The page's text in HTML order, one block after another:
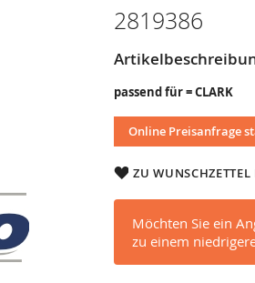
2819386
passend für = CLARK
Online Preisanfrage
ZU
Möchten Sie ein
zu einem